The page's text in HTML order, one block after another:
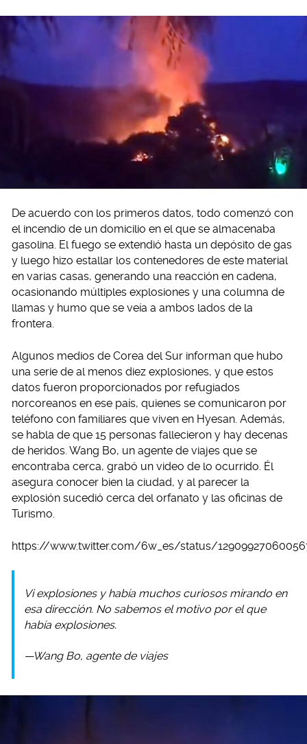
De acuerdo con los primeros datos, todo comenzó con
el incendio de un domicilio en el que se almacenaba
gasolina. El fuego se extendió hasta un depósito de gas
y luego hizo estallar los contenedores de este material
en varias casas, generando una reacción en cadena,
ocasionando múltiples explosiones y una columna de
llamas y humo que se veía a ambos lados de la
frontera.
Algunos medios de Corea del Sur informan que hubo
una serie de al menos diez explosiones, y que estos
datos fueron proporcionados por refugiados
norcoreanos en ese país, quienes se comunicaron por
teléfono con familiares que viven en Hyesan. Además,
se habla de que 15 personas fallecieron y hay decenas
de heridos. Wang Bo, un agente de viajes que se
encontraba cerca, grabó un video de lo ocurrido. Él
asegura conocer bien la ciudad, y al parecer la
explosión sucedió cerca del orfanato y las oficinas de
Turismo.
https://www.twitter.com/6w_es/status/
Vi explosiones y había muchos curiosos mirando en
esa dirección. No sabemos el motivo por el que
había explosiones.
—Wang Bo, agente de viajes